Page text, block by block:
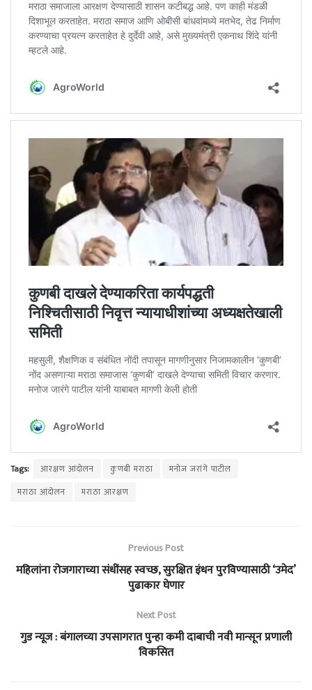
Tags: आरक्षण आंदोलन कुणबी मराठा
मनोज जरांगे पाटील
मराठा आंदोलन
मराठा आरक्षण
Previous Post
महिलांना रोजगाराच्या संधींसह स्वच्छ, सुरक्षित इंधन पुरविण्यासाठी ‘उमेद’
पुढाकार घेणार
Next Post
गुड न्यूज : बंगालच्या उपसागरात पुन्हा कमी दाबाची नवी मान्सून प्रणाली
विकसित